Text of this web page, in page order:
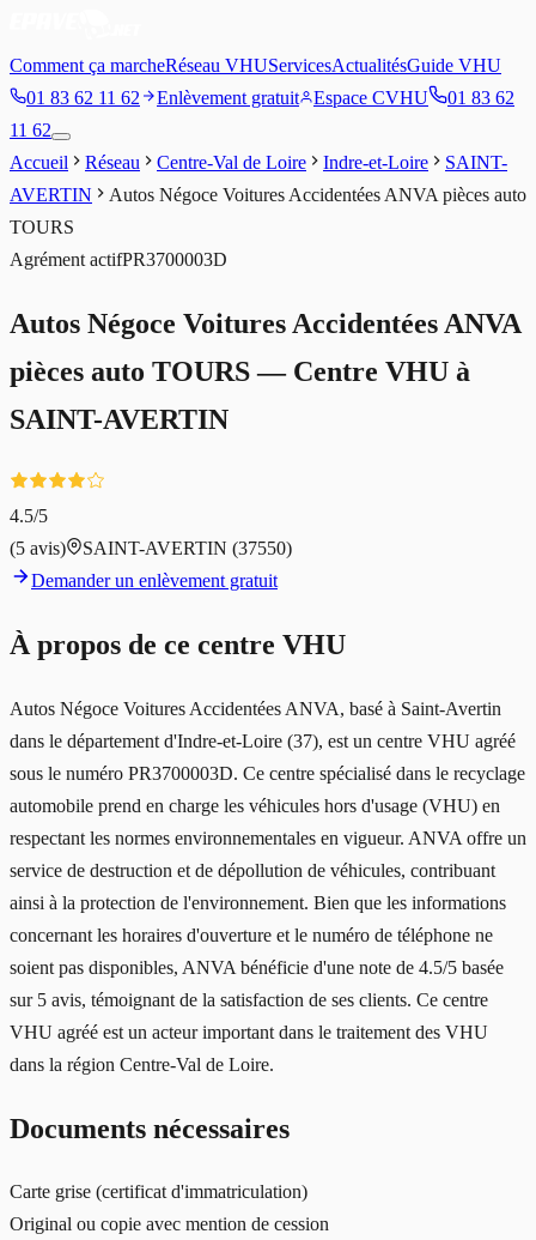
Comment ça marcheRéseau VHUServicesActualitésGuide VHU
01 83 62 11 62
Enlèvement gratuit Espace CVHU
01 83 62
11 62
Accueil
Réseau Centre-Val de Loire Indre-et-Loire
SAINT-
AVERTIN
Autos Négoce Voitures Accidentées ANVA pièces auto
TOURS
Agrément actifPR3700003D
Autos Négoce Voitures Accidentées ANVA
pièces auto TOURS— Centre VHU à
SAINT-AVERTIN
4.5/5
(5 avis) SAINT-AVERTIN (37550)
Demander un enlèvement gratuit
À propos de ce centre VHU
Autos Négoce Voitures Accidentées ANVA, basé à Saint-Avertin
dans le département d'Indre-et-Loire (37), est un centre VHU agréé
sous le numéro PR3700003D. Ce centre spécialisé dans le recyclage
automobile prend en charge les véhicules hors d'usage (VHU) en
respectant les normes environnementales en vigueur. ANVA offre un
service de destruction et de dépollution de véhicules, contribuant
ainsi à la protection de l'environnement. Bien que les informations
concernant les horaires d'ouverture et le numéro de téléphone ne
soient pas disponibles, ANVA bénéficie d'une note de 4.5/5 basée
sur 5 avis, témoignant de la satisfaction de ses clients. Ce centre
VHU agréé est un acteur important dans le traitement des VHU
dans la région Centre-Val de Loire.
Documents nécessaires
Carte grise (certificat d'immatriculation)
Original ou copie avec mention de cession